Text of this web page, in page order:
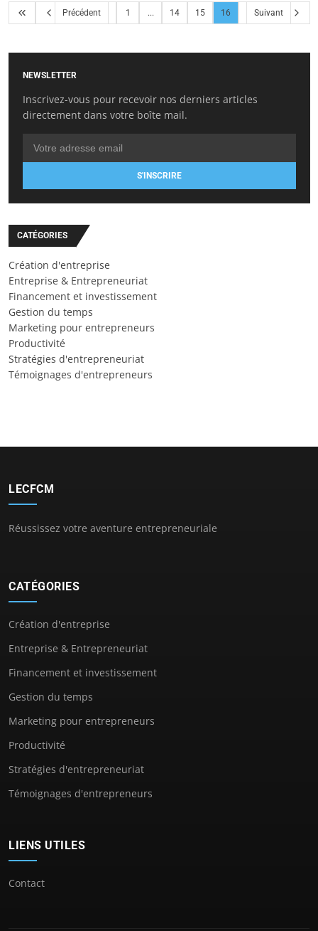
Précédent 1 ... 14 15 16 Suivant
NEWSLETTER
Inscrivez-vous pour recevoir nos derniers articles
directement dans votre boîte mail.
S'INSCRIRE
CATÉGORIES
Création d'entreprise
Entreprise & Entrepreneuriat
Financement et investissement
Gestion du temps
Marketing pour entrepreneurs
Productivité
Stratégies d'entrepreneuriat
Témoignages d'entrepreneurs
LECFCM
Réussissez votre aventure entrepreneuriale
CATÉGORIES
Création d'entreprise
Entreprise & Entrepreneuriat
Financement et investissement
Gestion du temps
Marketing pour entrepreneurs
Productivité
Stratégies d'entrepreneuriat
Témoignages d'entrepreneurs
LIENS UTILES
Contact